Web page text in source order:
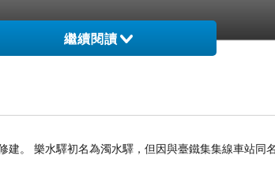
繼續閱讀
。 樂水驛初名為濁水驛，但因與臺鐵集集線車站同